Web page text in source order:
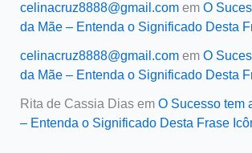
celinacruz8888@gmail.comem O
da Mãe – Entenda o Significado Desta
celinacruz8888@gmail.comem O
da Mãe – Entenda o Significado Desta
Rita de Cassia Diasem O Sucesso tem
– Entenda o Significado Desta Frase